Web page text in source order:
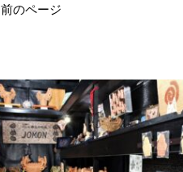
前のページ